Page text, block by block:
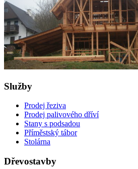
Služby
Prodej řeziva
Prodej palivového dříví
Stany s podsadou
Příměstský tábor
Stolárna
Dřevostavby